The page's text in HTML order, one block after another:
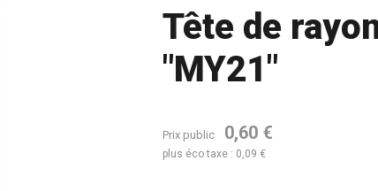
Tête de
"MY21"
Prix public 0,60 €
plus éco taxe : 0,09 €